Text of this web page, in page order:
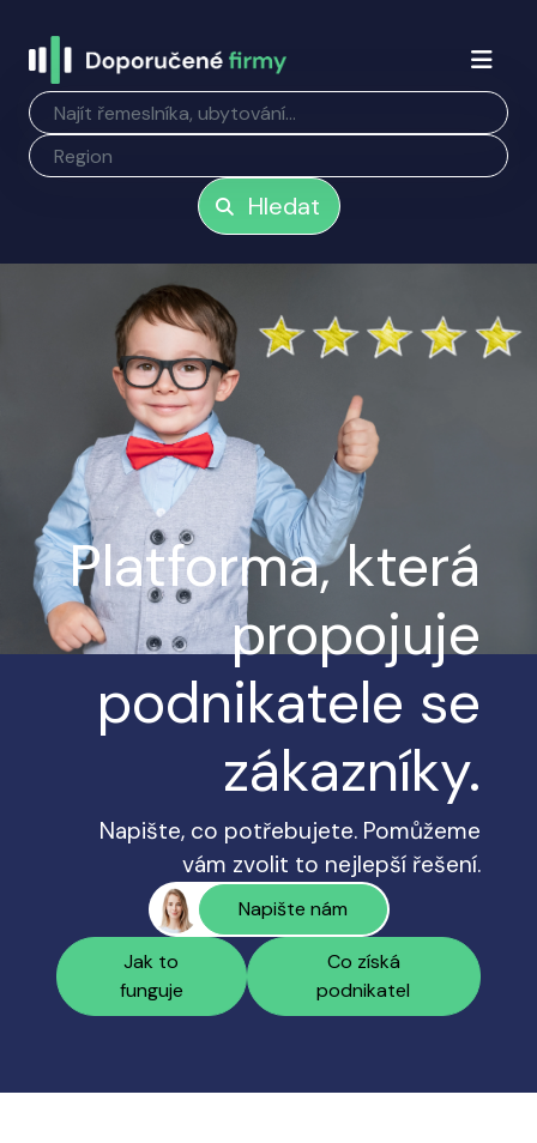
Hledat
Platforma, která
propojuje
podnikatele se
zákazníky.
Napište, co potřebujete. Pomůžeme
vám zvolit to nejlepší řešení.
Napište nám
Jak to
funguje
Co získá
podnikatel